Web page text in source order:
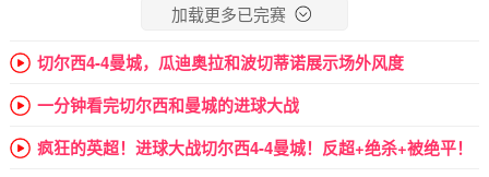
加载更多已完赛
切尔西4-4曼城，瓜迪奥拉和波切蒂诺展示场外风度
一分钟看完切尔西和曼城的进球大战
疯狂的英超！进球大战切尔西4-4曼城！反超+绝杀+被绝平！